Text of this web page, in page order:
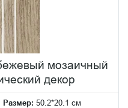
мозаичный
декор
Размер: 50.2*20.1 см